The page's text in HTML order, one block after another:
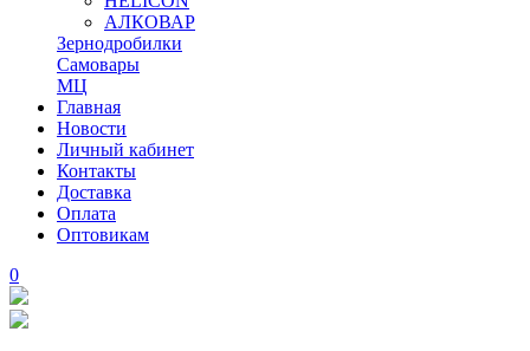
АЛКОВАР
Зернодробилки
Самовары
МЦ
Главная
Новости
Личный кабинет
Контакты
Доставка
Оплата
Оптовикам
0